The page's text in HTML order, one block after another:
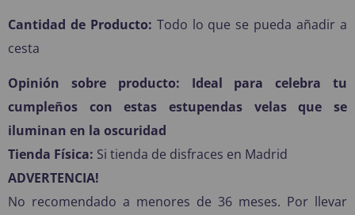
Cantidad de Producto: Todo lo que se pueda añadir a
cesta
Opinión sobre producto: Ideal para celebra tu
cumpleños con estas estupendas velas que se
iluminan en la oscuridad
Tienda Física: Si tienda de disfraces en Madrid
ADVERTENCIA!
No recomendado a menores de 36 meses. Por llevar